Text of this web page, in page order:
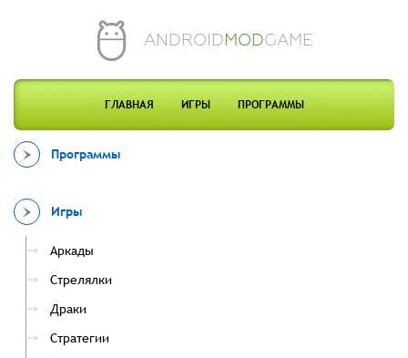
ANDROIDMODGAME
ГЛАВНАЯ ИГРЫ ПРОГРАММЫ
Программы
Игры
Аркады
Стрелялки
Драки
Стратегии